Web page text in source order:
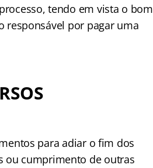
tendo em vista o bom
responsável por pagar uma
para adiar o fim dos
ou cumprimento de outras